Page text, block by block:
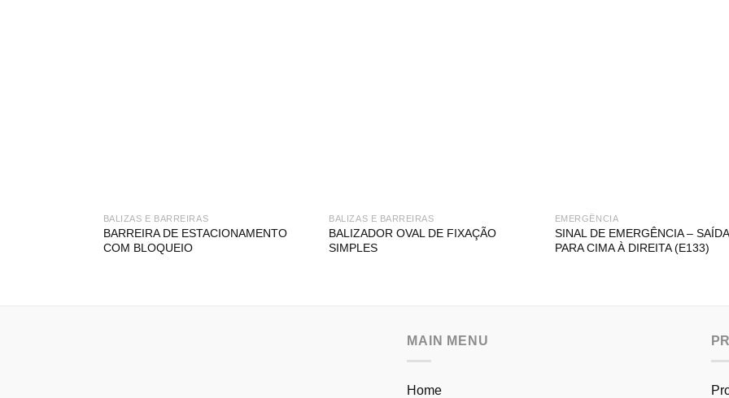
BALIZAS E BARREIRAS
BARREIRA DE ESTACIONAMENTO
COM BLOQUEIO
BALIZAS E BARREIRAS
BALIZADOR OVAL DE FIXAÇÃO
SIMPLES
EMERGÊNCIA
SINAL DE EMERGÊNCIA –
PARA CIMA À DIREITA (E133)
MAIN MENU
Home